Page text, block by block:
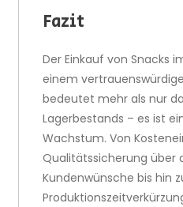
Fazit
Der Einkauf von Snacks
einem
bedeutet mehr als nur
Lagerbestands – es ist
Wachstum. Von
Qualitätssicherung über
Kundenwünsche bis hin